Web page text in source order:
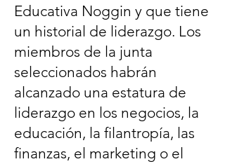
Educativa Noggin y que tiene
un historial de liderazgo. Los
miembros de la junta
seleccionados habrán
alcanzado una estatura de
liderazgo en los negocios, la
educación, la filantropía, las
finanzas, el marketing o el